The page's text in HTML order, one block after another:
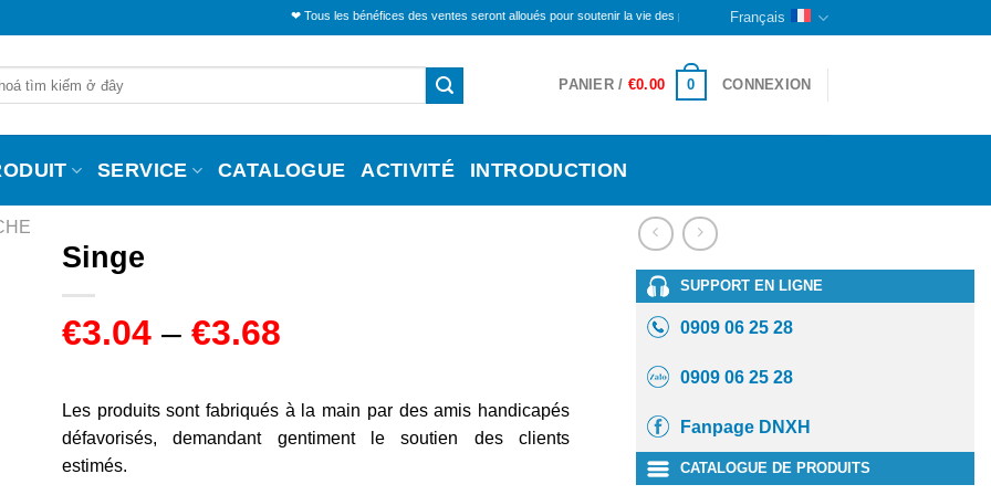
❤ Tous les bénéfices des ventes seront alloués pour soutenir la vie des personnes handicapées et des orphelins ici. La partie restante
Français
PANIER / €0.00 0 CONNEXION
SERVICE CATALOGUE ACTIVITÉ INTRODUCTION
Singe
€3.04 – €3.68
Les produits sont fabriqués à la main par des amis handicapés
défavorisés, demandant gentiment le soutien des clients
estimés.
SUPPORT EN LIGNE
0909 06 25 28
0909 06 25 28
Fanpage DNXH
CATALOGUE DE PRODUITS